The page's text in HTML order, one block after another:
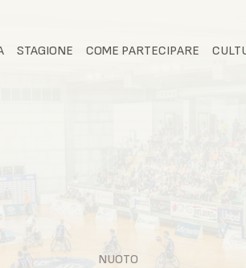
STAGIONE COME PARTECIPARE
NUOTO